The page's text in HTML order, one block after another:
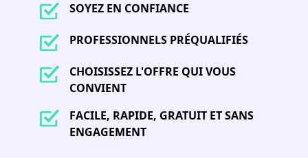
SOYEZ EN CONFIANCE
PROFESSIONNELS PRÉQUALIFIÉS
CHOISISSEZ L'OFFRE QUI VOUS
CONVIENT
FACILE, RAPIDE, GRATUIT ET SANS
ENGAGEMENT